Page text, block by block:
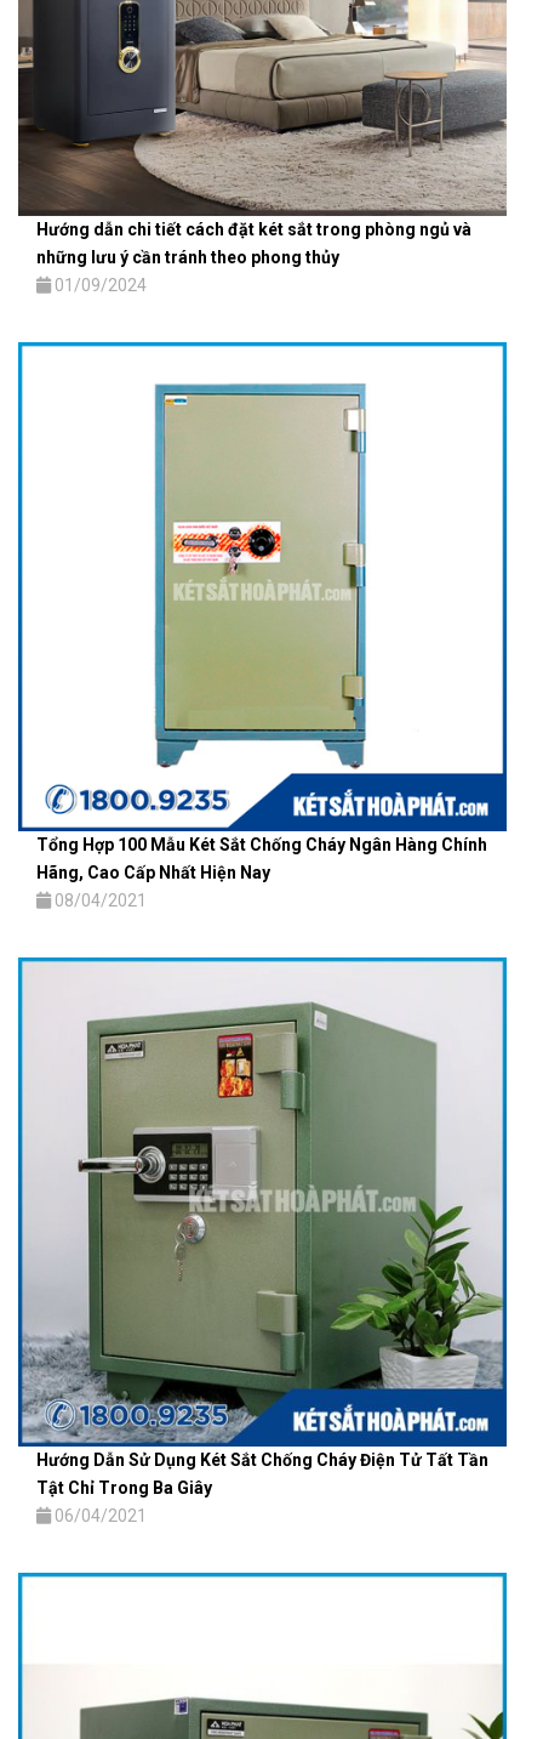
Hướng dẫn chi tiết cách đặt két sắt trong phòng ngủ và
những lưu ý cần tránh theo phong thủy
01/09/2024
Tổng Hợp 100 Mẫu Két Sắt Chống Cháy Ngân Hàng Chính
Hãng, Cao Cấp Nhất Hiện Nay
08/04/2021
Hướng Dẫn Sử Dụng Két Sắt Chống Cháy Điện Tử Tất Tần
Tật Chỉ Trong Ba Giây
06/04/2021